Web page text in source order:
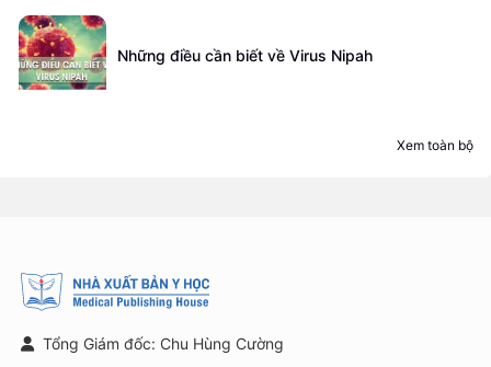
Những điều cần biết về Virus Nipah
Xem toàn bộ
Tổng Giám đốc: Chu Hùng Cường